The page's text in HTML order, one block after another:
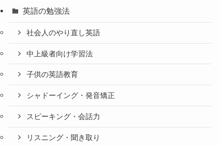
英語の勉強法
社会人のやり直し英語
中上級者向け学習法
子供の英語教育
シャドーイング・発音矯正
スピーキング・会話力
リスニング・聞き取り